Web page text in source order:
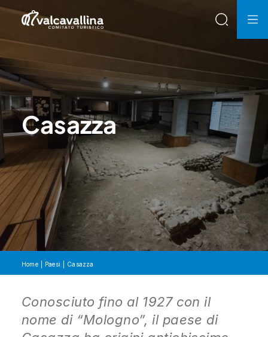
Casazza
Home Paesi Casazza
Conosciuto fino al 1927 con il
nome di “Mologno”, il paese di